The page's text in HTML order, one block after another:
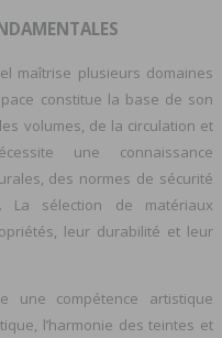
maîtrise plusieurs domaines
constitue la base de son
volumes, de la circulation et
une connaissance
des normes de sécurité
La sélection de matériaux
leur durabilité et leur
une compétence artistique
l’harmonie des teintes et